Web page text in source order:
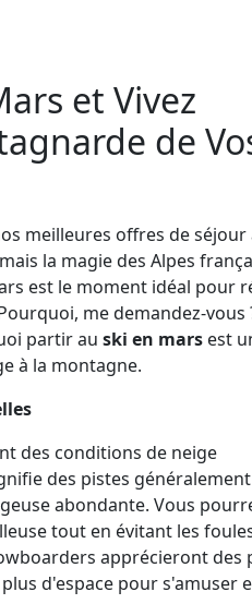
et Vivez
de
meilleures offres de séjour
la magie des Alpes
est le moment idéal pour
me demandez-vous
partir au ski en mars est
à la montagne.
des conditions de neige
des pistes
abondante. Vous
tout en évitant les
apprécieront des
d'espace pour s'amuser